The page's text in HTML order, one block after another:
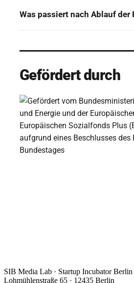
Was passiert nach Ablauf der
Gefördert durch
SIB Media Lab · Startup Incubator Berlin
Lohmühlenstraße 65 · 12435 Berlin